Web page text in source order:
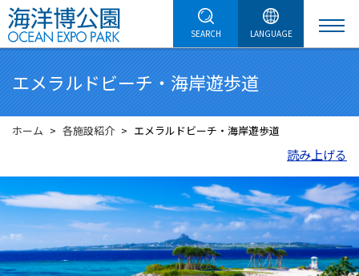
SEARCH LANGUAGE
エメラルドビーチ・海岸遊歩道
ホーム 各施設紹介 エメラルドビーチ・海岸遊歩道
読み上げる